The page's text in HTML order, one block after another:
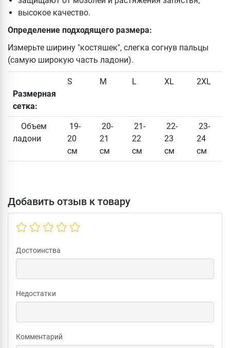
высокое качество.
Определение подходящего размера:
Измерьте ширину "костяшек", слегка согнув пальцы
(самую широкую часть ладони).
Размерная
сетка:
S M L XL 2XL
Объем
ладони
19-
20
см
20-
21
см
21-
22
см
22-
23
см
23-
24
см
Добавить отзыв к товару
Достоинства
Недостатки
Комментарий